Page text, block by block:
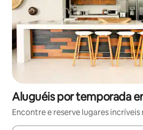
Aluguéis por temporada
Encontre e reserve lugares